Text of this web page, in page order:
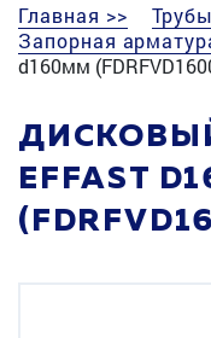
Главная >>
Запорная
d160мм
EFFAST